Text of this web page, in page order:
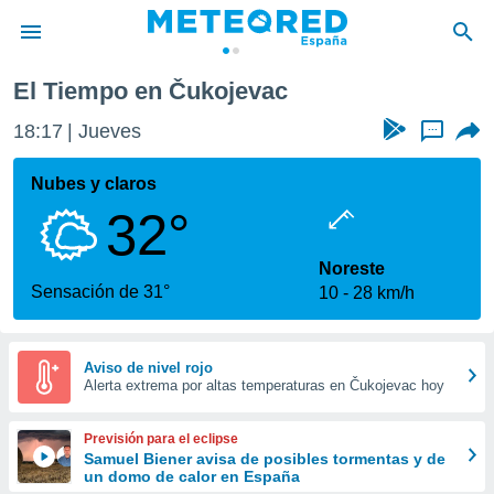
de
por
que se
calidad.
a este
las
y
forma
digital
basada
El Tiempo en Čukojevac
18:17 Jueves ...
Nubes y claros
32°
Sensación de 31°
Noreste
10
28 km/h
Aviso de nivel rojo
Alerta extrema por altas temperaturas en Čukojevac hoy
Previsión para el eclipse
Samuel Biener avisa de posibles tormentas y de
un domo de calor en España